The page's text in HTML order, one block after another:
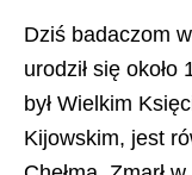
Dziś badaczom
urodził się
był Wielkim
Kijowskim, jest